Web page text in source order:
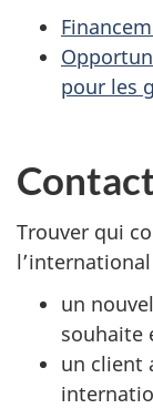
pour les
Trouver qui
un
souhaite
un client